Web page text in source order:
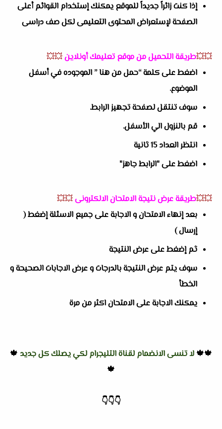
إذا كنت زائراً جديداً للموقع يمكنك إستخدام القوائم أعلى
الصفحة لإستعراض المحتوى التعليمى لكل صف دراسى
💥💥طريقة التحميل من موقع تعليمك أونلاين💥💥
اضغط على كلمة “حمل من هنا ” الموجوده في أسفل
الموضوع.
سوف تنتقل لصفحة تجهيز الرابط.
قم بالنزول الي الأسفل.
انتظر العداد 15 ثانية
اضغط على "الرابط جاهز"
💥💥طريقة عرض نتيجة الامتحان الالكترونى💥💥
بعد إنهاء الامتحان و الاجابة على جميع الاسئلة إضغط (
إرسال )
ثم إضغط على عرض النتيجة
سوف يتم عرض النتيجة بالدرجات و عرض الاجابات الصحيحة و
الخطأ
يمكنك الاجابة على الامتحان اكثر من مرة
🍁🍁 لا تنسى الانضمام لقناة التليجرام لكي يصلك كل جديد 🍁
🍁
👇
👇
👇